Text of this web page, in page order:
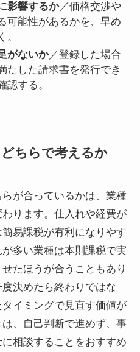
影響するか／価格交渉や
可能性があるかを、早め
。
がないか／登録した場合
たした請求書を発行でき
認する。
ちらで考えるか
が合っているかは、業種
ります。仕入れや経費が
易課税が有利になりやす
多い業種は本則課税で実
たほうが合うこともあり
決めたら終わりではな
イミングで見直す価値が
、自己判断で進めず、事
相談することをおすすめ